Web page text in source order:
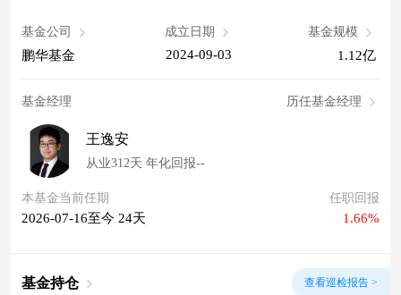
基金公司
鹏华基金
成立日期
2024-09-03
基金规模
1.12亿
基金经理 历任基金经理
王逸安
从业312天 年化回报--
本基金当前任期
2026-07-16至今 24天
任职回报
1.66%
基金持仓 查看巡检报告 >